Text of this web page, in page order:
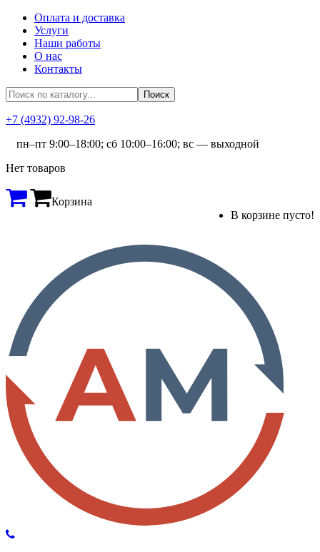
Оплата и доставка
Услуги
Наши работы
О нас
Контакты
+7 (4932) 92-98-26
пн–пт 9:00–18:00; сб 10:00–16:00; вс — выходной
Нет товаров
Корзина
В корзине пусто!